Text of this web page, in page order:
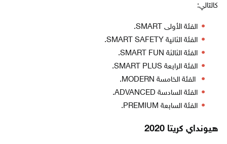
كالتالي:
الفئة الأولى SMART.
الفئة الثانية SMART SAFETY.
الفئة الثالثة SMART FUN.
الفئة الرابعة SMART PLUS.
الفئة الخامسة MODERN.
الفئة السادسة ADVANCED.
الفئة السابعة PREMIUM.
هيونداي كريتا 2020